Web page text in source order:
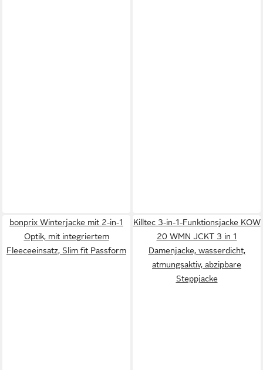
bonprix Winterjacke mit 2-in-1
Optik, mit integriertem
Fleeceeinsatz, Slim fit Passform
Killtec 3-in-1-Funktionsjacke KOW
20 WMN JCKT 3 in 1
Damenjacke, wasserdicht,
atmungsaktiv, abzipbare
Steppjacke